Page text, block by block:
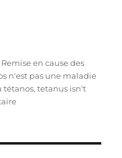
Remise en cause des
n'est pas une maladie
tétanos,tetanus isn't
(partie